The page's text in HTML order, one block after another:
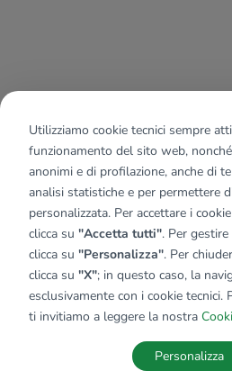
Utilizziamo cookie tecnici sempre
funzionamento del sito web,
anonimi e di profilazione, anche di
analisi statistiche e per permettere
personalizzata. Per accettare i
clicca su "Accetta tutti". Per
clicca su "Personalizza". Per
clicca su "X"; in questo caso, la
esclusivamente con i cookie tecnici.
ti invitiamo a leggere la nostra
Personalizza